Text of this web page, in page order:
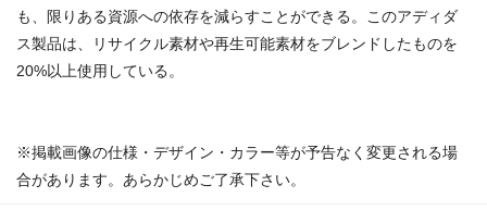
も、限りある資源への依存を減らすことができる。このアディダ
ス製品は、リサイクル素材や再生可能素材をブレンドしたものを
20%以上使用している。
※掲載画像の仕様・デザイン・カラー等が予告なく変更される場
合があります。あらかじめご了承下さい。